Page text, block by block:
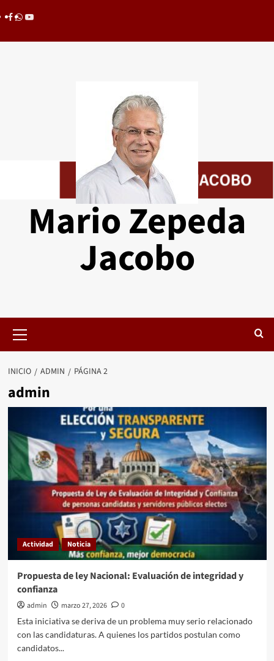
al
Facebook
whatsapp
youtube
Mario Zepeda
Jacobo
primario
INICIO ADMIN PÁGINA 2
admin
Actividad Noticia
Propuesta de ley Nacional: Evaluación de integridad y
confianza
admin marzo 27, 2026
0
Esta iniciativa se deriva de un problema muy serio relacionado
con las candidaturas. A quienes los partidos postulan como
candidatos...